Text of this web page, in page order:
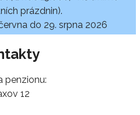
prázdnin).
do 29. srpna 2026
penzionu:
12